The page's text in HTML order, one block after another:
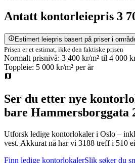
Antatt kontorleiepris 3
Estimert leiepris basert på priser i
Prisen er et estimat, ikke den faktiske prisen
Normalt prisnivå: 3 400 kr/m² til 4 000
Toppleie: 5 000 kr/m² per år
Ser du etter nye
bare Hammersborggata
Utforsk ledige kontorlokaler i Oslo –
vest. Akkurat nå har vi 3188 treff i 510
Finn ledige kontorlokalerSlik søker du